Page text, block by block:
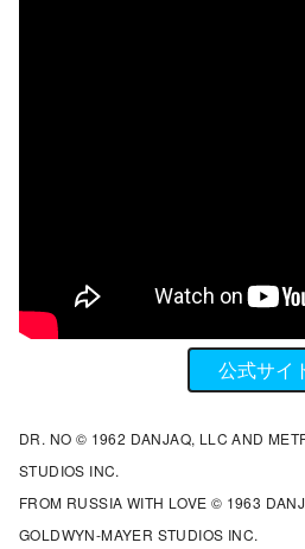
公式サイ
DR. NO © 1962 DANJAQ, LLC AND
STUDIOS INC.
FROM RUSSIA WITH LOVE © 1963
GOLDWYN-MAYER STUDIOS INC.